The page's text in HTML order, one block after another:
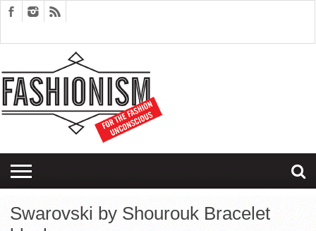
EDITORIALS
COUPLES
THERAPY
SARTORIAGRAM
Swarovski by Shourouk Bracelet